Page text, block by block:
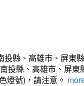
縣、高雄市、屏東
投縣、高雄市、屏
燈號)，請注意。